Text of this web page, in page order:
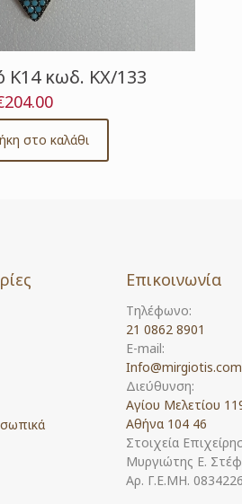
Κ14 κωδ. ΚΧ/133
204.00
στο καλάθι
Επικοινωνία
Τηλέφωνο:
21 0862 8901
E-mail:
Info@mirgiotis.com
Διεύθυνση:
Αγίου Μελετίου
Αθήνα 104 46
Στοιχεία
Μυργιώτης Ε.
Αρ. Γ.Ε.ΜΗ.